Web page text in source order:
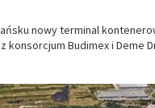
nowy terminal
konsorcjum Budimex i Deme